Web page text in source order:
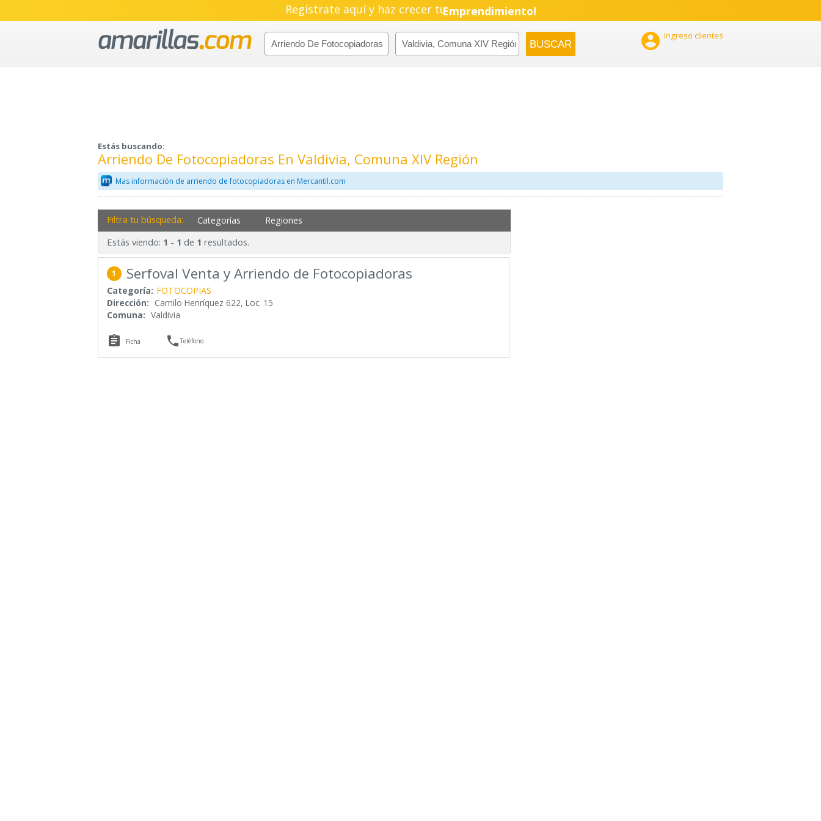
Regístrate aquí y haz crecer tuEmprendimiento!
 Ingreso clientes
Estás buscando:
Arriendo De Fotocopiadoras En Valdivia, Comuna XIV Región
Mas información de arriendo de fotocopiadoras en Mercantil.com
Filtra tu búsqueda: Categorías Regiones
Estás viendo: 1 - 1 de 1 resultados.
1 Serfoval Venta y Arriendo de Fotocopiadoras
Categoría: FOTOCOPIAS
Dirección: Camilo Henríquez 622, Loc. 15
Comuna: Valdivia
 Ficha Teléfono